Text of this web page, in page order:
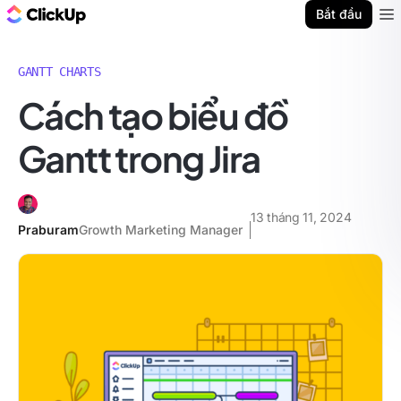
Bắt đầu
GANTT CHARTS
Cách tạo biểu đồ
Gantt trong Jira
PraburamGrowth Marketing Manager
13 tháng 11, 2024